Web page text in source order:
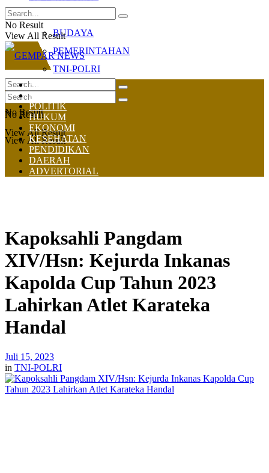
BUDAYA
PEMERINTAHAN
TNI-POLRI
No Result
View All Result
No Result
View All Result
No Result
View All Result
HOME
NASIONAL
POLITIK
HUKUM
EKONOMI
KESEHATAN
PENDIDIKAN
DAERAH
ADVERTORIAL
Kapoksahli Pangdam
XIV/Hsn: Kejurda Inkanas
Kapolda Cup Tahun 2023
Lahirkan Atlet Karateka
Handal
Juli 15, 2023
in TNI-POLRI